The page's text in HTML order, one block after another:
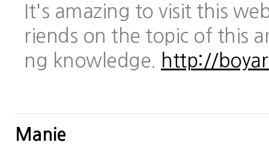
It's amazing to visit this
riends on the topic of this
ng knowledge.
http://
Manie